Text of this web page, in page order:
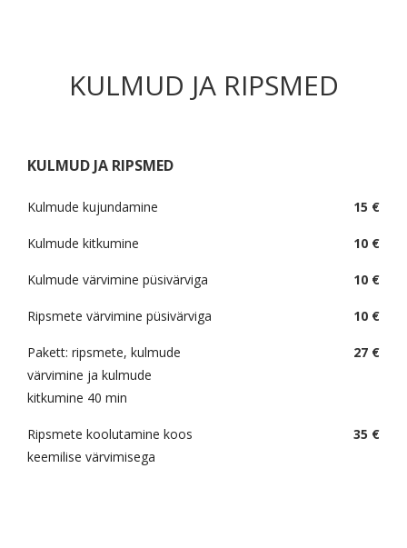
KULMUD JA RIPSMED
KULMUD JA RIPSMED
Kulmude kujundamine 15 €
Kulmude kitkumine 10 €
Kulmude värvimine püsivärviga 10 €
Ripsmete värvimine püsivärviga 10 €
Pakett: ripsmete, kulmude
värvimine ja kulmude
kitkumine 40 min
27 €
Ripsmete koolutamine koos
keemilise värvimisega
35 €